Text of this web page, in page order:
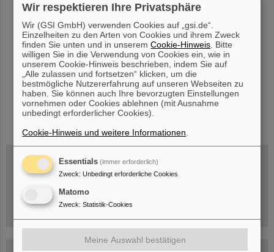
.... 98
102
»
instagramlinkedin youtubehelmholtz.socialfacebook
Mittwoch, 19.08.2026, 14 Uhr
GSI/FAIR/Goethe-Universität
Anmeldung und weitere Informationen
SCIENCE POP-UP
Wir respektieren Ihre Privatsphäre
Wir (GSI GmbH) verwenden Cookies auf „gsi.de“.
Einzelheiten zu den Arten von Cookies und ihrem Zweck
finden Sie unten und in unseremCookie-Hinweis . Bitte
willigen Sie in die Verwendung von Cookies ein, wie in
unserem Cookie-Hinweis beschrieben, indem Sie auf
„Alle zulassen und fortsetzen“ klicken, um die
bestmögliche Nutzererfahrung auf unseren Webseiten zu
haben. Sie können auch Ihre bevorzugten Einstellungen
vornehmen oder Cookies ablehnen (mit Ausnahme
unbedingt erforderlicher Cookies).
Cookie-Hinweis und weitere Informationen
Essentials (immer erforderlich)
Zweck: Unbedingt erforderliche Cookies
Matomo
Zweck: Statistik-Cookies
Meine Auswahl bestätigen